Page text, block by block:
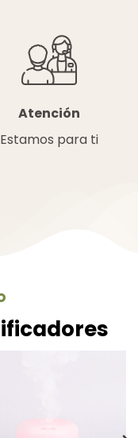
Atención
Estamos para ti